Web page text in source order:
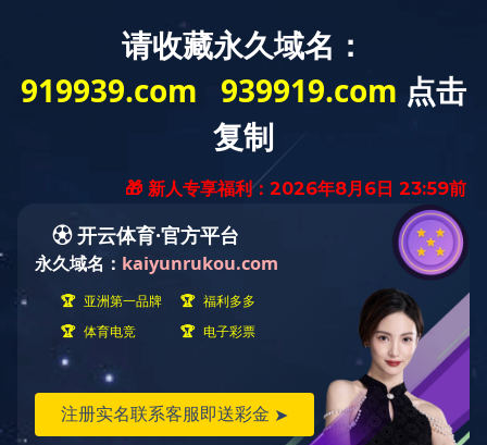
经营管理
招标招商
IMTY.COM